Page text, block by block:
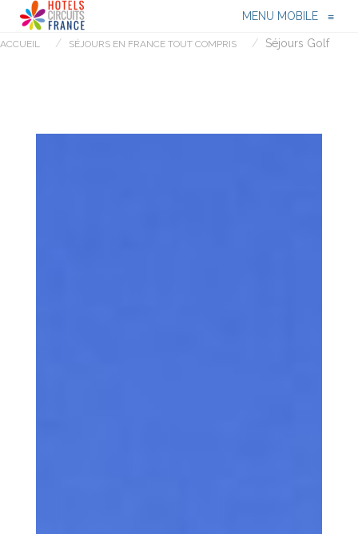
MENU MOBILE ≡
ACCUEIL SÉJOURS EN FRANCE TOUT COMPRIS Séjours Golf